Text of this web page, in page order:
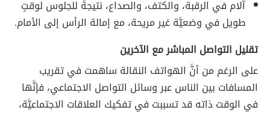
آلام في الرقبة، والكتف، والصداع، نتيجةً للجلوس لوقتٍ
طويل في وضعيَّة غير مريحة، مع إمالة الرأس إلى الأمام.
تقليل التواصل المباشر مع الآخرين
على الرغم من أنَّ الهواتف النقالة ساهمت في تقريب
المسافات بين الناس عبر وسائل التواصل الاجتماعي، فإنَّها
في الوقت ذاته قد تسببت في تفكيك العلاقات الاجتماعيَّة،